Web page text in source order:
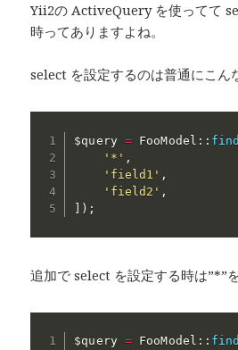
Yii2の ActiveQuery を使ってて
時ってありますよね。
select を設定するのは普通にこん
$query = FooModel : : find
'*' ,
'field1' ,
'field2' ,
) ;
追加で select を設定する時は”*”
$query = FooModel : : find